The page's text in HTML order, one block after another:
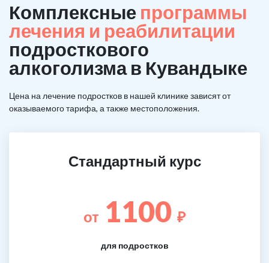
Комплексные программы
лечения и реабилитации
подросткового
алкоголизма в Кувандыке
Цена на лечение подростков в нашей клинике зависят от
оказываемого тарифа, а также местоположения.
Стандартный курс
от 1100 ₽
для подростков